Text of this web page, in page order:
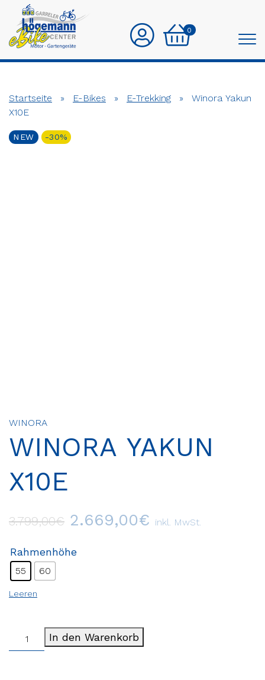
0
Startseite » E-Bikes » E-Trekking »
Winora Yakun
X10E
NEW -30%
WINORA
WINORA YAKUN
X10E
3.799,00€ 2.669,00€ inkl. MwSt.
Rahmenhöhe
55 60
Leeren
In den Warenkorb